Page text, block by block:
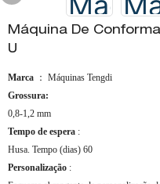
Máquina De
U
Marca ： Máquinas Tengdi
Grossura:
0,8-1,2 mm
Tempo de espera :
Husa. Tempo (dias) 60
Personalização :